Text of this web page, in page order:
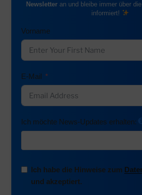
Newsletteran und bleibe immer über
informiert!
Vorname
E-Mail
Ich möchte News-Updates erhalten:
Ich habe die Hinweise zum
und akzeptiert.